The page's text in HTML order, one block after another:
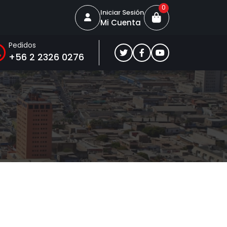
Iniciar Sesión
Mi Cuenta
0
Pedidos
+56 2 2326 0276